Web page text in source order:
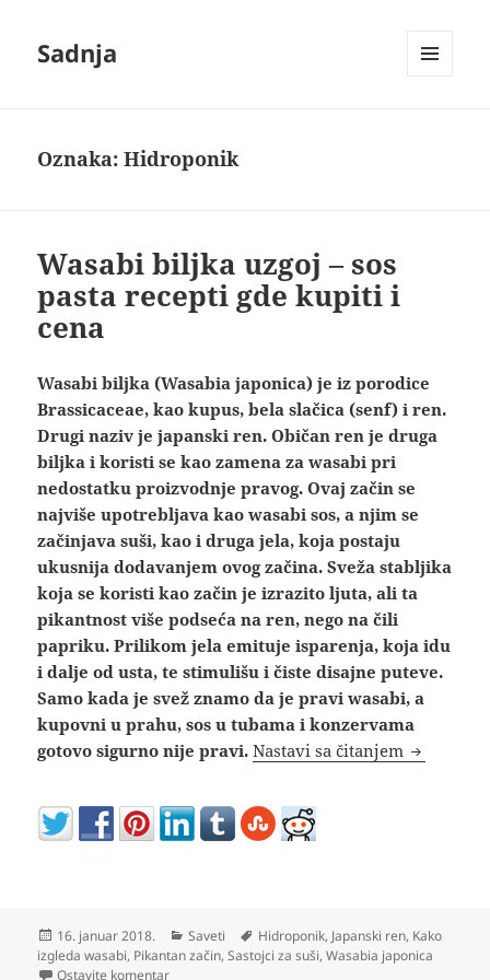
Sadnja
Oznaka:Hidroponik
Wasabi biljka uzgoj – sos
pasta recepti gde kupiti i
cena
Wasabi biljka (Wasabia japonica) je iz porodice
Brassicaceae, kao kupus, bela slačica (senf) i ren.
Drugi naziv je japanski ren. Običan ren je druga
biljka i koristi se kao zamena za wasabi pri
nedostatku proizvodnje pravog. Ovaj začin se
najviše upotrebljava kao wasabi sos, a njim se
začinjava suši, kao i druga jela, koja postaju
ukusnija dodavanjem ovog začina. Sveža stabljika
koja se koristi kao začin je izrazito ljuta, ali ta
pikantnost više podseća na ren, nego na čili
papriku. Prilikom jela emituje isparenja, koja idu
i dalje od usta, te stimulišu i čiste disajne puteve.
Samo kada je svež znamo da je pravi wasabi, a
kupovni u prahu, sos u tubama i konzervama
gotovo sigurno nije pravi. Nastavi sa čitanjem Wasabi
Objavljeno
16. januar 2018. Kategorije
Saveti Oznake
Hidroponik, Japanski ren, Kako
izgleda wasabi, Pikantan začin,Sastojci za suši,Wasabia japonica
Ostavite komentarna Wasabi biljka uzgoj – sos pasta recepti gde kupiti